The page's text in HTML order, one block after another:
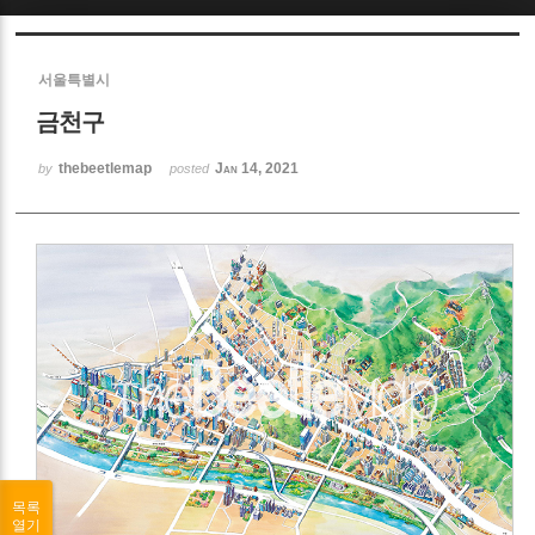
서울특별시
금천구
by thebeetlemap posted Jan 14, 2021
목록
열기
Sketchbook5, 스케치북5
Sketchbook5, 스케치북5